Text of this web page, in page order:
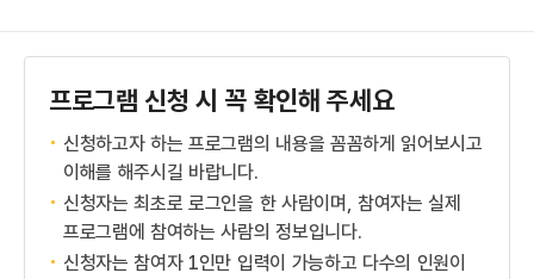
프로그램 신청 시 꼭 확인해 주세요
신청하고자 하는 프로그램의 내용을 꼼꼼하게 읽어보시고
이해를 해주시길 바랍니다.
신청자는 최초로 로그인을 한 사람이며, 참여자는 실제
프로그램에 참여하는 사람의 정보입니다.
신청자는 참여자 1인만 입력이 가능하고 다수의 인원이